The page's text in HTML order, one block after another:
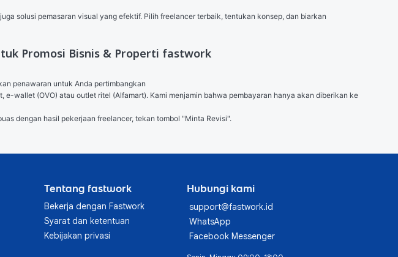
solusi pemasaran visual yang efektif. Pilih freelancer terbaik, tentukan konsep, dan biarkan
Promosi Bisnis & Properti fastwork
penawaran untuk Anda pertimbangkan
wallet (OVO) atau outlet ritel (Alfamart). Kami menjamin bahwa pembayaran hanya akan diberikan ke
dengan hasil pekerjaan freelancer, tekan tombol "Minta Revisi".
Tentang fastwork
Bekerja dengan Fastwork
Syarat dan ketentuan
Kebijakan privasi
Hubungi kami
support@fastwork.id
WhatsApp
Facebook Messenger